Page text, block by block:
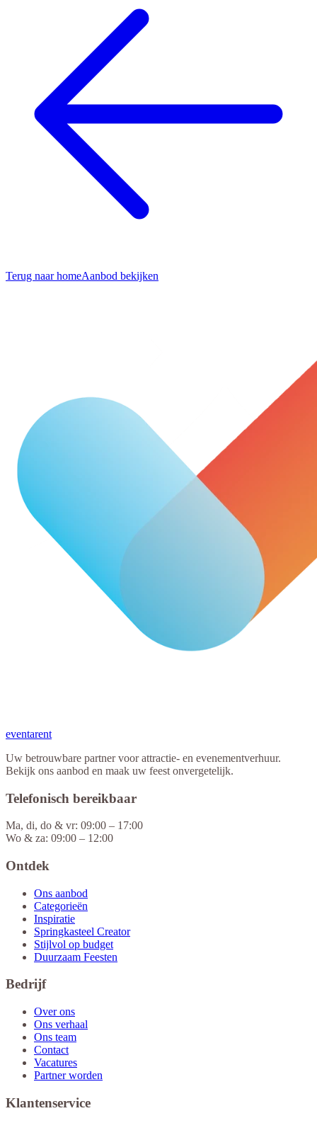
Terug naar homeAanbod bekijken
eventarent
Uw betrouwbare partner voor attractie- en evenementverhuur.
Bekijk ons aanbod en maak uw feest onvergetelijk.
Telefonisch bereikbaar
Ma, di, do & vr: 09:00 – 17:00
Wo & za: 09:00 – 12:00
Ontdek
Ons aanbod
Categorieën
Inspiratie
Springkasteel Creator
Stijlvol op budget
Duurzaam Feesten
Bedrijf
Over ons
Ons verhaal
Ons team
Contact
Vacatures
Partner worden
Klantenservice